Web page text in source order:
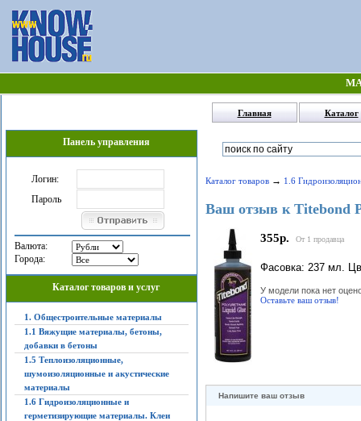
Главная Каталог
Панель управления
Логин:
Пароль
Валюта:
Города:
Каталог товаров и услуг
1. Общестроительные материалы
1.1 Вяжущие материалы, бетоны,
добавки в бетоны
1.5 Теплоизоляционные,
шумоизоляционные и акустические
материалы
1.6 Гидроизоляционные и
герметизирующие материалы. Клеи
Каталог товаров→ 1.6
Ваш отзыв к Titebond
355р. От 1 продавца
Фасовка: 237 мл.
У модели пока нет
Оставьте ваш отзыв!
Напишите ваш отзыв